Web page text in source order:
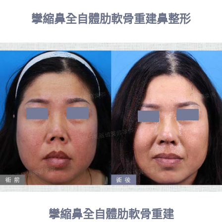
攣縮鼻全自體肋軟骨重建鼻整形
攣縮鼻全自體肋軟骨重建